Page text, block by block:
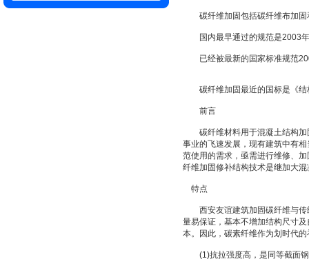
碳纤维加固包括碳纤维布加固
国内最早通过的规范是2003年
已经被最新的国家标准规范
碳纤维加固最近的国标是《结
前言
碳纤维材料用于混凝土结构加
事业的飞速发展，现有建筑中有
范使用的需求，亟需进行维修、
纤维加固修补结构技术是继加大
特点
西安友谊建筑加固碳纤维与传
量易保证，基本不增加结构尺寸
本。因此，碳素纤维作为划时代
(1)抗拉强度高，是同等截面钢